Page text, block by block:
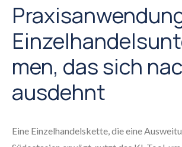
men, das sich
ausdehnt
Eine Einzelhandelskette, die eine